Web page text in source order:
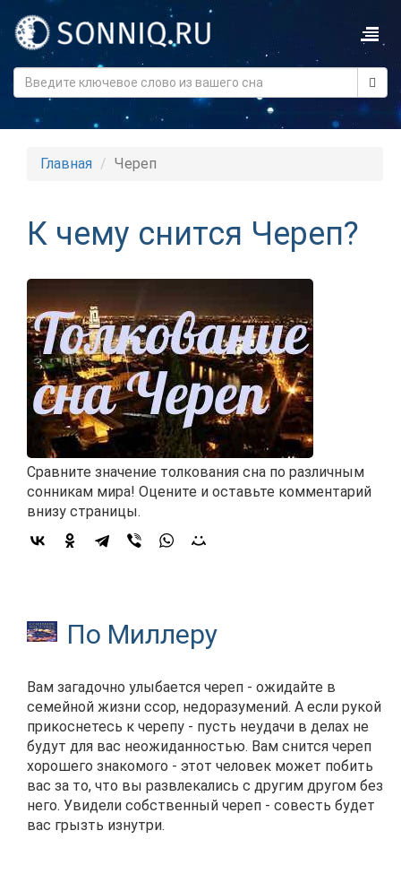
Главная Череп
К чему снится Череп?
Сравните значение толкования сна по различным
сонникам мира! Оцените и оставьте комментарий
внизу страницы.
По Миллеру
Вам загадочно улыбается череп - ожидайте в
семейной жизни ссор, недоразумений. А если рукой
прикоснетесь к черепу - пусть неудачи в делах не
будут для вас неожиданностью. Вам снится череп
хорошего знакомого - этот человек может побить
вас за то, что вы развлекались с другим другом без
него. Увидели собственный череп - совесть будет
вас грызть изнутри.